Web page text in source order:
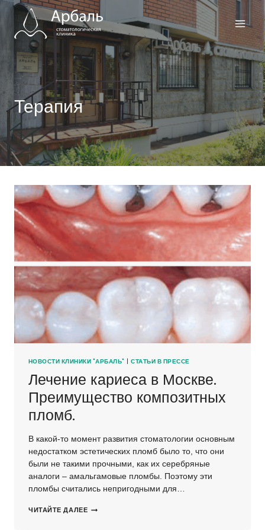
Перейти
содержимому
Терапия
НОВОСТИ КЛИНИКИ "АРБАЛЬ" |СТАТЬИ В ПРЕССЕ
Лечение кариеса в Москве.
Преимущество композитных
пломб.
В какой-то момент развития стоматологии основным
недостатком эстетических пломб было то, что они
были не такими прочными, как их серебряные
аналоги – амальгамовые пломбы. Поэтому эти
пломбы считались непригодными для…
ЧИТАЙТЕ ДАЛЕЕ ЛЕЧЕНИЕ